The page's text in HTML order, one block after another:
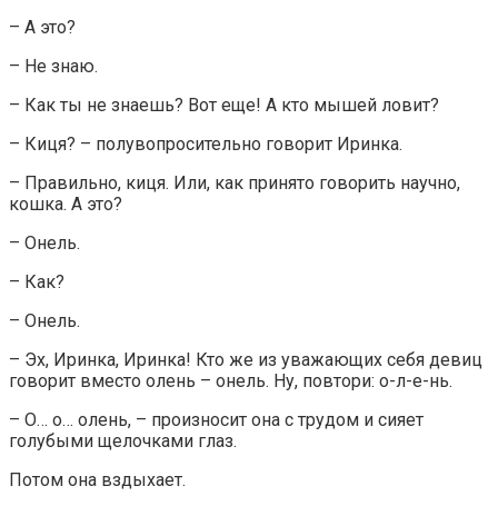
– А это?
– Не знаю.
– Как ты не знаешь? Вот еще! А кто мышей ловит?
– Киця? – полувопросительно говорит Иринка.
– Правильно, киця. Или, как принято говорить научно,
кошка. А это?
– Онель.
– Как?
– Онель.
– Эх, Иринка, Иринка! Кто же из уважающих себя девиц
говорит вместо олень – онель. Ну, повтори: о-л-е-нь.
– О… о… олень, – произносит она с трудом и сияет
голубыми щелочками глаз.
Потом она вздыхает.